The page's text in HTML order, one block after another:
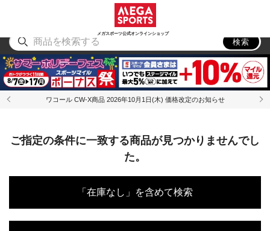
メガスポーツ公式オンラインショップ
アウトドア
検索
ワコール CW-X商品 2026年10月1日(木) 価格改定のお知らせ
ご指定の条件に一致する商品が見つかりませんでし
た。
「在庫なし」を含めて検索